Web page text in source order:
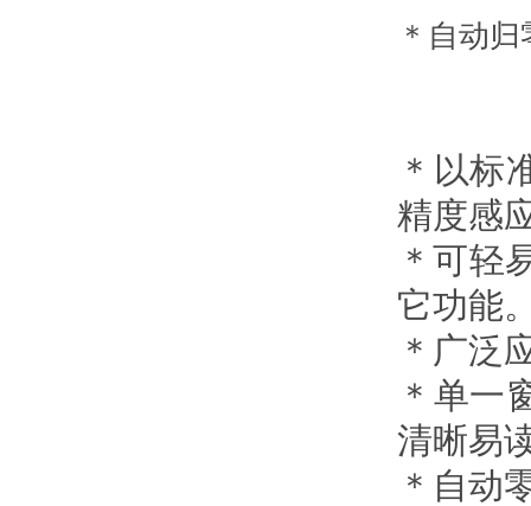
＊自动
＊以标
精度感
＊可轻
它功能
＊广泛
＊单一
清晰易
＊自动